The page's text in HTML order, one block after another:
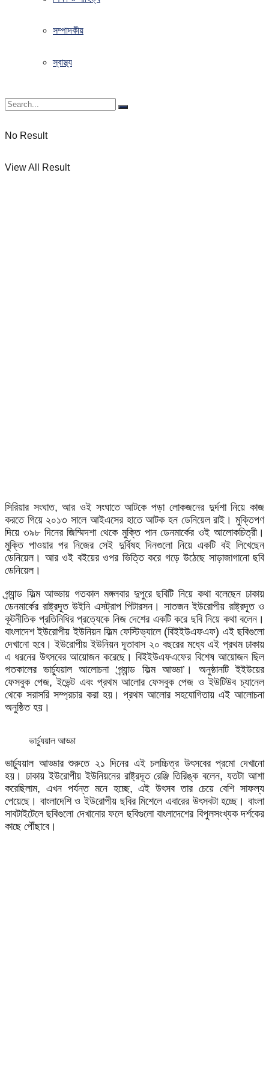
সম্পাদকীয়
স্বাস্থ্য
No Result
View All Result
সিরিয়ার সংঘাত, আর ওই সংঘাতে আটকে পড়া লোকজনের দুর্দশা নিয়ে কাজ
করতে গিয়ে ২০১৩ সালে আইএসের হাতে আটক হন ডেনিয়েল রাই। মুক্তিপণ
দিয়ে ৩৯৮ দিনের জিম্মিদশা থেকে মুক্তি পান ডেনমার্কের ওই আলোকচিত্রী।
মুক্তি পাওয়ার পর নিজের সেই দুর্বিষহ দিনগুলো নিয়ে একটি বই লিখেছেন
ডেনিয়েল। আর ওই বইয়ের ওপর ভিত্তি করে গড়ে উঠেছে সাড়াজাগানো ছবি
ডেনিয়েল।
গ্র্যান্ড ফিল্ম আড্ডায় গতকাল মঙ্গলবার দুপুরে ছবিটি নিয়ে কথা বলেছেন ঢাকায়
ডেনমার্কের রাষ্ট্রদূত উইনি এসট্রাপ পিটারসন। সাতজন ইউরোপীয় রাষ্ট্রদূত ও
কূটনীতিক প্রতিনিধির প্রত্যেকে নিজ দেশের একটি করে ছবি নিয়ে কথা বলেন।
বাংলাদেশ ইউরোপীয় ইউনিয়ন ফিল্ম ফেস্টিভ্যালে (বিইইউএফএফ) এই ছবিগুলো
দেখানো হবে। ইউরোপীয় ইউনিয়ন দূতাবাস ২০ বছরের মধ্যে এই প্রথম ঢাকায়
এ ধরনের উৎসবের আয়োজন করেছে। বিইইউএফএফের বিশেষ আয়োজন ছিল
গতকালের ভার্চ্যুয়াল আলোচনা ‘গ্র্যান্ড ফিল্ম আড্ডা’। অনুষ্ঠানটি ইইউয়ের
ফেসবুক পেজ, ইভেন্ট এবং প্রথম আলোর ফেসবুক পেজ ও ইউটিউব চ্যানেল
থেকে সরাসরি সম্প্রচার করা হয়। প্রথম আলোর সহযোগিতায় এই আলোচনা
অনুষ্ঠিত হয়।
ভার্চ্যুয়াল আড্ডা
ভার্চ্যুয়াল আড্ডার শুরুতে ২১ দিনের এই চলচ্চিত্র উৎসবের প্রমো দেখানো
হয়। ঢাকায় ইউরোপীয় ইউনিয়নের রাষ্ট্রদূত রেঞ্জি তিরিঙ্ক বলেন, যতটা আশা
করেছিলাম, এখন পর্যন্ত মনে হচ্ছে, এই উৎসব তার চেয়ে বেশি সাফল্য
পেয়েছে। বাংলাদেশি ও ইউরোপীয় ছবির মিশেলে এবারের উৎসবটা হচ্ছে। বাংলা
সাবটাইটেলে ছবিগুলো দেখানোর ফলে ছবিগুলো বাংলাদেশের বিপুলসংখ্যক দর্শকের
কাছে পৌঁছাবে।